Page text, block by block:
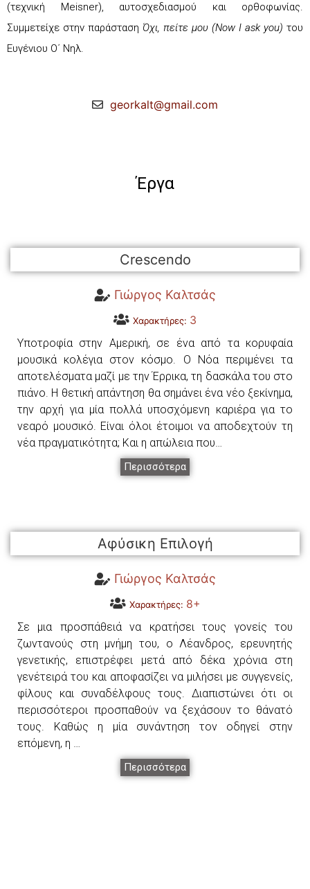
(τεχνική Meisner), αυτοσχεδιασμού και ορθοφωνίας.
Συμμετείχε στην παράσταση Όχι, πείτε μου (Now I askyou) του
Ευγένιου Ο΄ Νηλ.
georkalt@gmail.com
Έργα
Crescendo
Γιώργος Καλτσάς
Χαρακτήρες: 3
Υποτροφία στην Αμερική, σε ένα από τα κορυφαία
μουσικά κολέγια στον κόσμο. Ο Νόα περιμένει τα
αποτελέσματα μαζί με την Έρρικα, τη δασκάλα του στο
πιάνο. Η θετική απάντηση θα σημάνει ένα νέο ξεκίνημα,
την αρχή για μία πολλά υποσχόμενη καριέρα για το
νεαρό μουσικό. Είναι όλοι έτοιμοι να αποδεχτούν τη
νέα πραγματικότητα; Και η απώλεια που…
Περισσότερα
Αφύσικη Επιλογή
Γιώργος Καλτσάς
Χαρακτήρες: 8+
Σε μια προσπάθειά να κρατήσει τους γονείς του
ζωντανούς στη μνήμη του, ο Λέανδρος, ερευνητής
γενετικής, επιστρέφει μετά από δέκα χρόνια στη
γενέτειρά του και αποφασίζει να μιλήσει με συγγενείς,
φίλους και συναδέλφους τους. Διαπιστώνει ότι οι
περισσότεροι προσπαθούν να ξεχάσουν το θάνατό
τους. Καθώς η μία συνάντηση τον οδηγεί στην
επόμενη, η …
Περισσότερα